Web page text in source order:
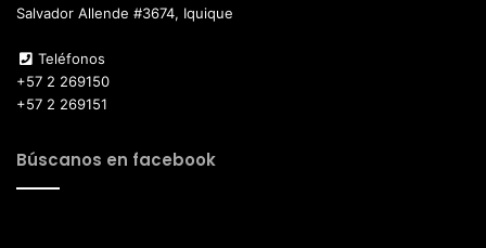
Salvador Allende #3674, Iquique
Teléfonos
+57 2 269150
+57 2 269151
Búscanos en facebook